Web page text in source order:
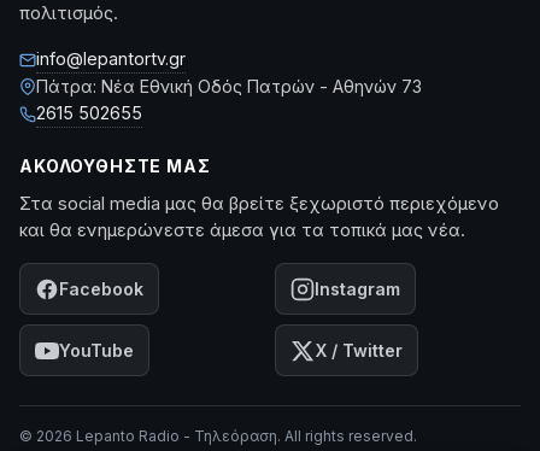
πολιτισμός.
info@lepantortv.gr
Πάτρα: Νέα Εθνική Οδός Πατρών - Αθηνών 73
2615 502655
ΑΚΟΛΟΥΘΉΣΤΕ ΜΑΣ
Στα social media μας θα βρείτε ξεχωριστό περιεχόμενο
και θα ενημερώνεστε άμεσα για τα τοπικά μας νέα.
Facebook Instagram
YouTube X / Twitter
© 2026 Lepanto Radio - Τηλεόραση. All rights reserved.